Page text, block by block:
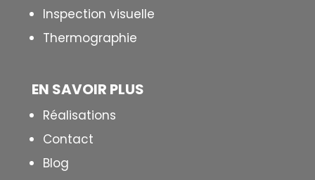
Inspection visuelle
Thermographie
EN SAVOIR PLUS
Réalisations
Contact
Blog